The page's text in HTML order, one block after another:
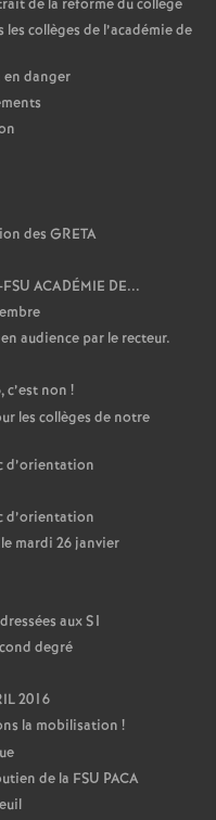
de la réforme du collège
collèges de l’académie de
danger
des GRETA
ACADÉMIE DE...
audience par le recteur.
non !
les collèges de notre
d’orientation
d’orientation
mardi 26 janvier
aux S1
degré
2016
la mobilisation !
de la FSU PACA